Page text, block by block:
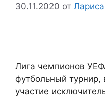
30.11.2020 от
Лига чемпионов
футбольный
участие